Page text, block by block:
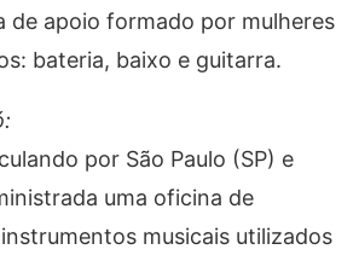
de apoio formado por mulheres
bateria, baixo e guitarra.
por São Paulo (SP) e
uma oficina de
musicais utilizados